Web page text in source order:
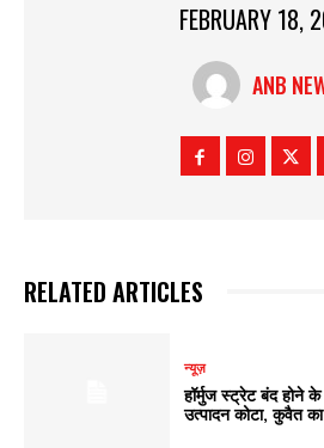
FEBRUARY 18,
ANB
RELATED ARTICLES
न्यूज़
हॉर्मुज स्ट्रेट बंद होने
उत्पादन कोटा, कुवैत